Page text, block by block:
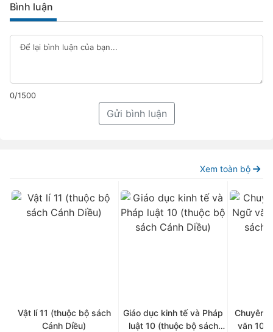
Bình luận
0/1500
Gửi bình luận
Xem toàn bộ
Vật lí 11 (thuộc bộ sách
Cánh Diều)
Giáo dục kinh tế và Pháp
luật 10 (thuộc bộ sách
Chuyên
văn 10